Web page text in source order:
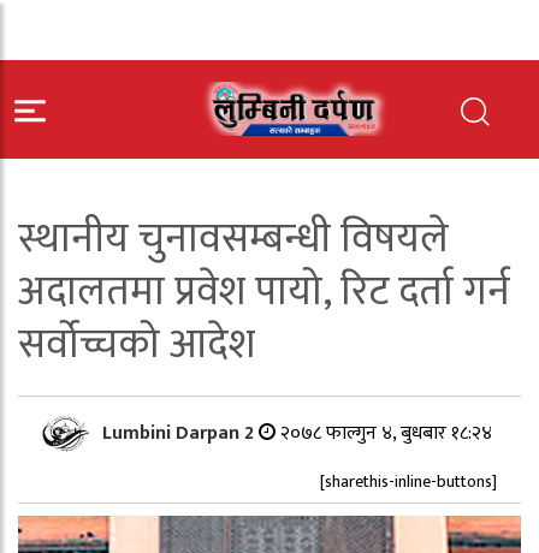
स्थानीय चुनावसम्बन्धी विषयले
अदालतमा प्रवेश पायो, रिट दर्ता गर्न
सर्वोच्चको आदेश
Lumbini Darpan 2 २०७८ फाल्गुन ४, बुधबार १८:२४
[sharethis-inline-buttons]